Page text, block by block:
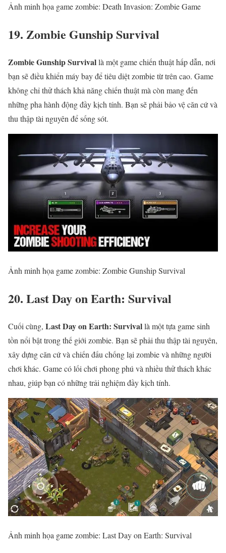
Ảnh minh họa game zombie: Death Invasion: Zombie Game
19. Zombie Gunship Survival
Zombie Gunship Survivallà một game chiến thuật hấp dẫn, nơi
bạn sẽ điều khiển máy bay để tiêu diệt zombie từ trên cao. Game
không chỉ thử thách khả năng chiến thuật mà còn mang đến
những pha hành động đầy kịch tính. Bạn sẽ phải bảo vệ căn cứ và
thu thập tài nguyên để sống sót.
Ảnh minh họa game zombie: Zombie Gunship Survival
20. Last Day on Earth: Survival
Cuối cùng, Last Day on Earth: Survivallà một tựa game sinh
tồn nổi bật trong thế giới zombie. Bạn sẽ phải thu thập tài nguyên,
xây dựng căn cứ và chiến đấu chống lại zombie và những người
chơi khác. Game có lối chơi phong phú và nhiều thử thách khác
nhau, giúp bạn có những trải nghiệm đầy kịch tính.
Ảnh minh họa game zombie: Last Day on Earth: Survival